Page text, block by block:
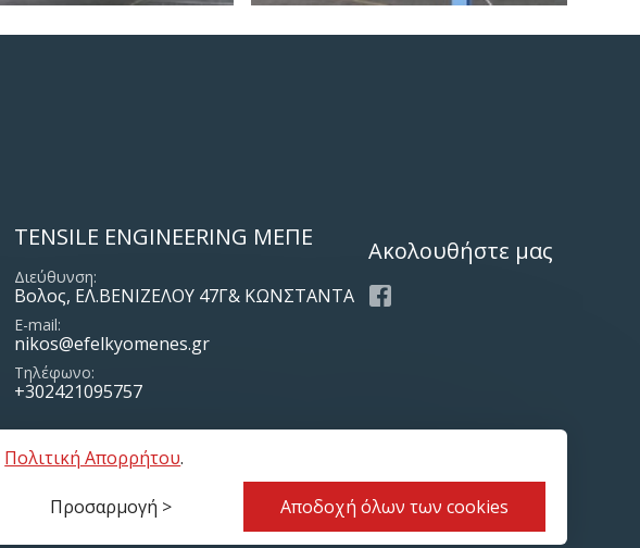
TENSILE ENGINEERING ΜΕΠΕ
Διεύθυνση
Βολος, ΕΛ.ΒΕΝΙΖΕΛΟΥ 47Γ& ΚΩΝΣΤΑΝΤΑ
E-mail
nikos@efelkyomenes.gr
Τηλέφωνο
+302421095757
Ακολουθήστε μας
Πολιτική Απορρήτου Διαχείριση cookies
Χάρτης ιστότοπου
Πολιτική Απορρήτου.
Προσαρμογή > Αποδοχή όλων των cookies